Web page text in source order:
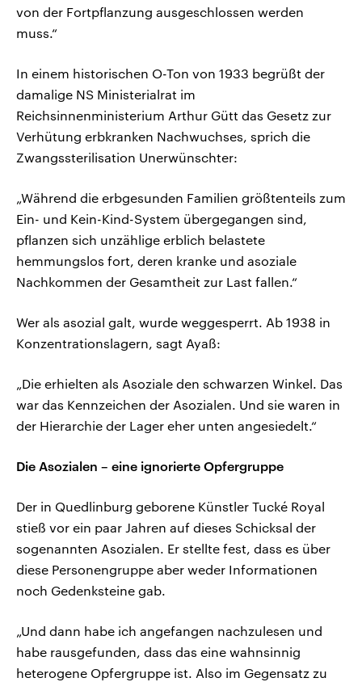
von der Fortpflanzung ausgeschlossen werden
muss.“
In einem historischen O-Ton von 1933 begrüßt der
damalige NS Ministerialrat im
Reichsinnenministerium Arthur Gütt das Gesetz zur
Verhütung erbkranken Nachwuchses, sprich die
Zwangssterilisation Unerwünschter:
„Während die erbgesunden Familien größtenteils zum
Ein- und Kein-Kind-System übergegangen sind,
pflanzen sich unzählige erblich belastete
hemmungslos fort, deren kranke und asoziale
Nachkommen der Gesamtheit zur Last fallen.“
Wer als asozial galt, wurde weggesperrt. Ab 1938 in
Konzentrationslagern, sagt Ayaß:
„Die erhielten als Asoziale den schwarzen Winkel. Das
war das Kennzeichen der Asozialen. Und sie waren in
der Hierarchie der Lager eher unten angesiedelt.“
Die Asozialen – eine ignorierte Opfergruppe
Der in Quedlinburg geborene Künstler Tucké Royal
stieß vor ein paar Jahren auf dieses Schicksal der
sogenannten Asozialen. Er stellte fest, dass es über
diese Personengruppe aber weder Informationen
noch Gedenksteine gab.
„Und dann habe ich angefangen nachzulesen und
habe rausgefunden, dass das eine wahnsinnig
heterogene Opfergruppe ist. Also im Gegensatz zu